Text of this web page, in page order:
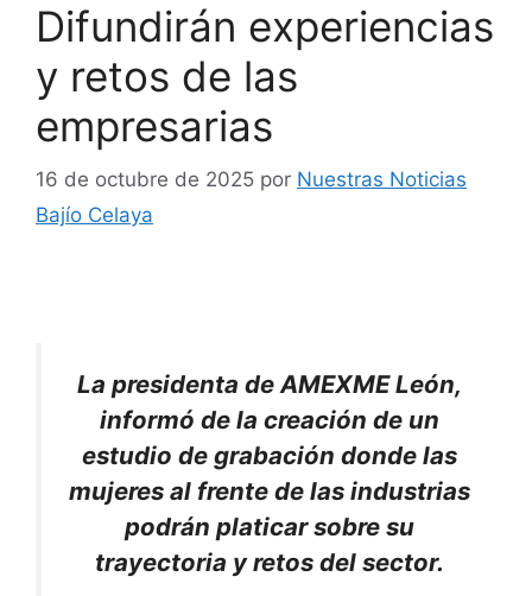
Difundirán experiencias
y retos de las
empresarias
16 de octubre de 2025 por Nuestras Noticias
Bajío Celaya
La presidenta de AMEXME León,
informó de la creación de un
estudio de grabación donde las
mujeres al frente de las industrias
podrán platicar sobre su
trayectoria y retos del sector.